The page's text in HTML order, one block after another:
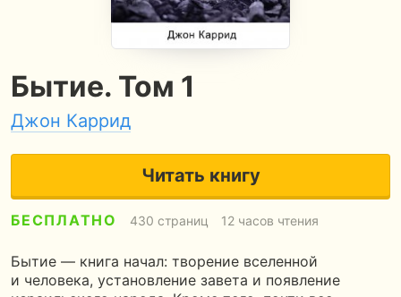
Бытие. Том 1
Джон Каррид
Читать книгу
БЕСПЛАТНО 430 страниц 12 часов чтения
Бытие — книга начал: творение вселенной
и человека, установление завета и появление